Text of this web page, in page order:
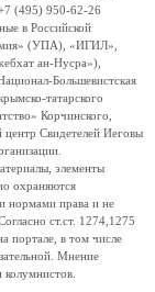
(495) 950-62-26
в Российской
(УПА), «ИГИЛ»,
ан-Нусра»),
Большевистская
татарского
Корчинского,
центр Свидетелей Иеговы
элементы
охраняются
нормами права и не
ст.ст. 1274,1275
портале, в том числе
Мнение